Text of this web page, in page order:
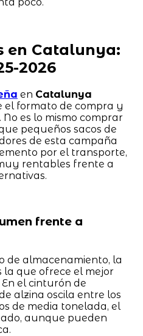
en Catalunya:
2026
en Catalunya
el formato de compra y
es lo mismo comprar
pequeños sacos de
de esta campaña
por el transporte,
rentables frente a
frente a
de almacenamiento, la
que ofrece el mejor
el cinturón de
alzina oscila entre los
de media tonelada, el
aunque pueden